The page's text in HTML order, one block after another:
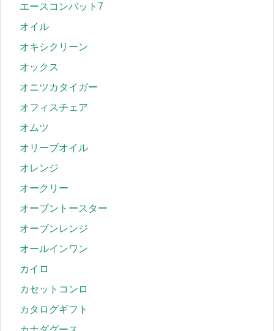
エースコンバット7
オイル
オキシクリーン
オックス
オニツカタイガー
オフィスチェア
オムツ
オリーブオイル
オレンジ
オークリー
オーブントースター
オーブンレンジ
オールインワン
カイロ
カセットコンロ
カタログギフト